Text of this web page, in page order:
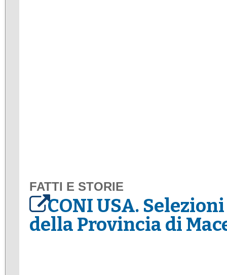
FATTI E STORIE
CONI USA.
della Provincia di